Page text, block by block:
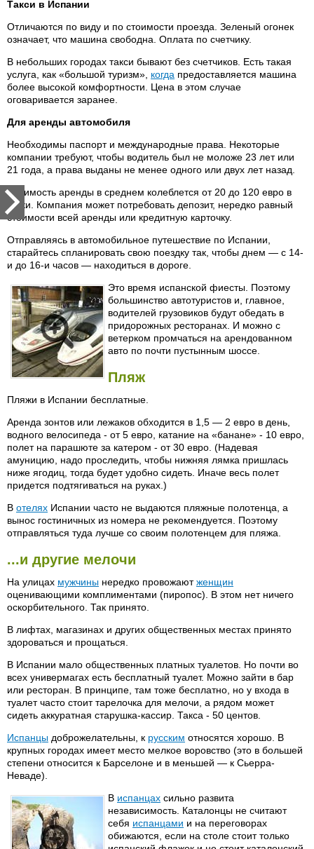
Такси в Испании
Отличаются по виду и по стоимости проезда. Зеленый огонек
означает, что машина свободна. Оплата по счетчику.
В небольших городах такси бывают без счетчиков. Есть такая
услуга, как «большой туризм», когда предоставляется машина
более высокой комфортности. Цена в этом случае
оговаривается заранее.
Для аренды автомобиля
Необходимы паспорт и международные права. Некоторые
компании требуют, чтобы водитель был не моложе 23 лет или
21 года, а права выданы не менее одного или двух лет назад.
Стоимость аренды в среднем колеблется от 20 до 120 евро в
сутки. Компания может потребовать депозит, нередко равный
стоимости всей аренды или кредитную карточку.
Отправляясь в автомобильное путешествие по Испании,
старайтесь спланировать свою поездку так, чтобы днем — с 14-
и до 16-и часов — находиться в дороге.
Это время испанской фиесты. Поэтому
большинство автотуристов и, главное,
водителей грузовиков будут обедать в
придорожных ресторанах. И можно с
ветерком промчаться на арендованном
авто по почти пустынным шоссе.
Пляж
Пляжи в Испании бесплатные.
Аренда зонтов или лежаков обходится в 1,5 — 2 евро в день,
водного велосипеда - от 5 евро, катание на «банане» - 10 евро,
полет на парашюте за катером - от 30 евро. (Надевая
амуницию, надо проследить, чтобы нижняя лямка пришлась
ниже ягодиц, тогда будет удобно сидеть. Иначе весь полет
придется подтягиваться на руках.)
В отелях Испании часто не выдаются пляжные полотенца, а
вынос гостиничных из номера не рекомендуется. Поэтому
отправляться туда лучше со своим полотенцем для пляжа.
...и другие мелочи
На улицах мужчины нередко провожаютженщин
оценивающими комплиментами (пиропос). В этом нет ничего
оскорбительного. Так принято.
В лифтах, магазинах и других общественных местах принято
здороваться и прощаться.
В Испании мало общественных платных туалетов. Но почти во
всех универмагах есть бесплатный туалет. Можно зайти в бар
или ресторан. В принципе, там тоже бесплатно, но у входа в
туалет часто стоит тарелочка для мелочи, а рядом может
сидеть аккуратная старушка-кассир. Такса - 50 центов.
Испанцы доброжелательны, к русским относятся хорошо. В
крупных городах имеет место мелкое воровство (это в большей
степени относится к Барселоне и в меньшей — к Сьерра-
Неваде).
В испанцах сильно развита
независимость. Каталонцы не считают
себя испанцами и на переговорах
обижаются, если на столе стоит только